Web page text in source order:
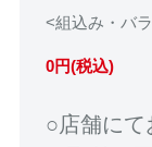
<組込み・バ
0円(税込)
○店舗にて